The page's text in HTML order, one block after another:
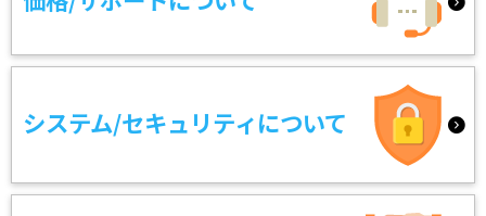
システム/セキュリティについて